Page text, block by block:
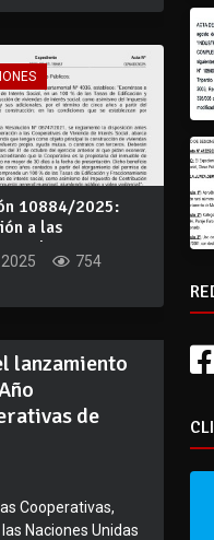
10884/2025:
a las
de Viv...
754
lanzamiento
de
Cooperativas,
Naciones Unidas